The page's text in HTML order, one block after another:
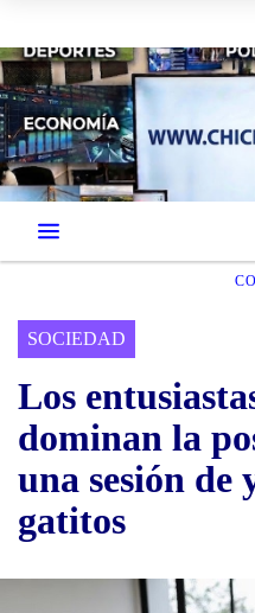
SOCIEDAD
Los
dominan la
una sesión de
gatitos